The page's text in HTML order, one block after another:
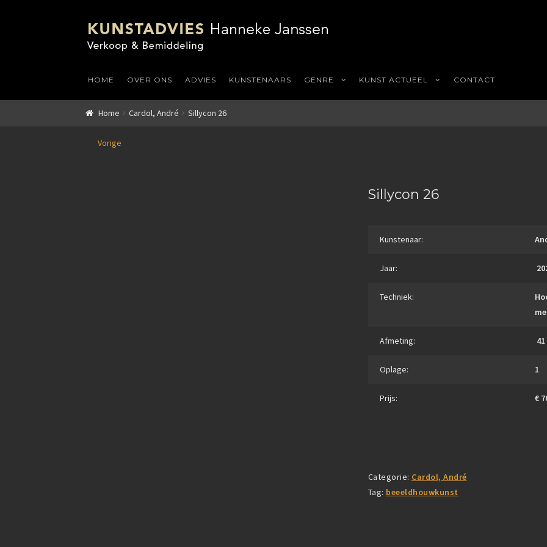
HOME OVER ONS ADVIES KUNSTENAARS GENRE KUNST ACTUEEL CONTACT
Home Cardol, André Sillycon 26
Vorige
Sillycon 26
Kunstenaar:
Jaar:
Techniek:
Afmeting:
Oplage: 1
Prijs: €
Categorie: Cardol, André
Tag: beeeldhouwkunst